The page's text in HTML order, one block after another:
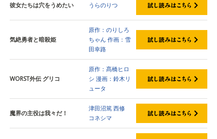
彼女たちは穴をうめたい うらのりつ
気絶勇者と暗殺姫
原作：のりしろ
ちゃん 作画：雪
田幸路
WORST外伝 グリコ
原作：髙橋ヒロ
シ 漫画：鈴木リ
ュータ
魔界の主役は我々だ！
津田沼篤西修
コネシマ